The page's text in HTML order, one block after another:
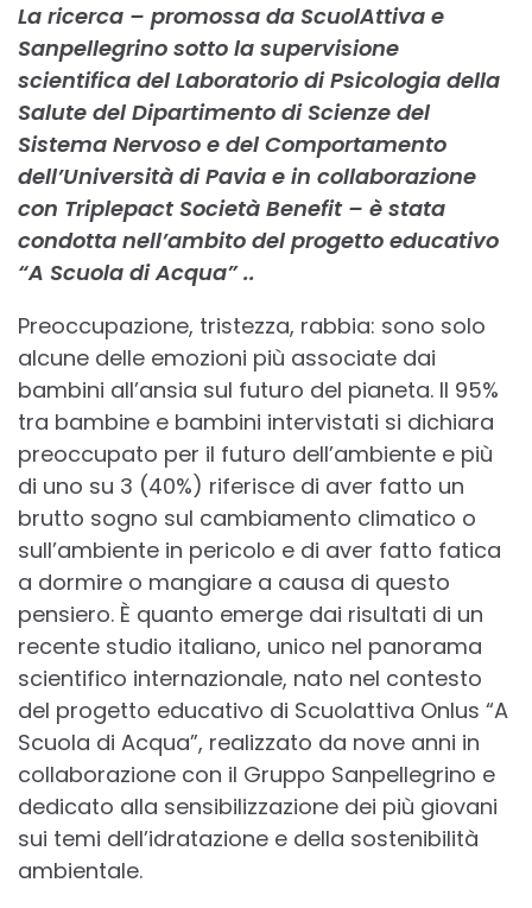
La ricerca – promossa da ScuolAttiva e
Sanpellegrino sotto la supervisione
scientifica del Laboratorio di Psicologia della
Salute del Dipartimento di Scienze del
Sistema Nervoso e del Comportamento
dell’Università di Pavia e in collaborazione
con Triplepact Società Benefit – è stata
condotta nell’ambito del progetto educativo
“A Scuola di Acqua” ..
Preoccupazione, tristezza, rabbia: sono solo
alcune delle emozioni più associate dai
bambini all’ansia sul futuro del pianeta. Il 95%
tra bambine e bambini intervistati si dichiara
preoccupato per il futuro dell’ambiente e più
di uno su 3 (40%) riferisce di aver fatto un
brutto sogno sul cambiamento climatico o
sull’ambiente in pericolo e di aver fatto fatica
a dormire o mangiare a causa di questo
pensiero. È quanto emerge dai risultati di un
recente studio italiano, unico nel panorama
scientifico internazionale, nato nel contesto
del progetto educativo di Scuolattiva Onlus “A
Scuola di Acqua”, realizzato da nove anni in
collaborazione con il Gruppo Sanpellegrino e
dedicato alla sensibilizzazione dei più giovani
sui temi dell’idratazione e della sostenibilità
ambientale.